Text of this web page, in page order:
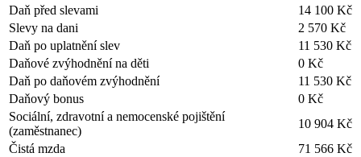
Daň před slevami
14 100 Kč
Slevy na dani
2 570 Kč
Daň po uplatnění slev
11 530 Kč
Daňové zvýhodnění na děti
0 Kč
Daň po daňovém zvýhodnění
11 530 Kč
Daňový bonus
0 Kč
Sociální, zdravotní a nemocenské pojištění
(zaměstnanec)
10 904 Kč
Čistá mzda
71 566 Kč